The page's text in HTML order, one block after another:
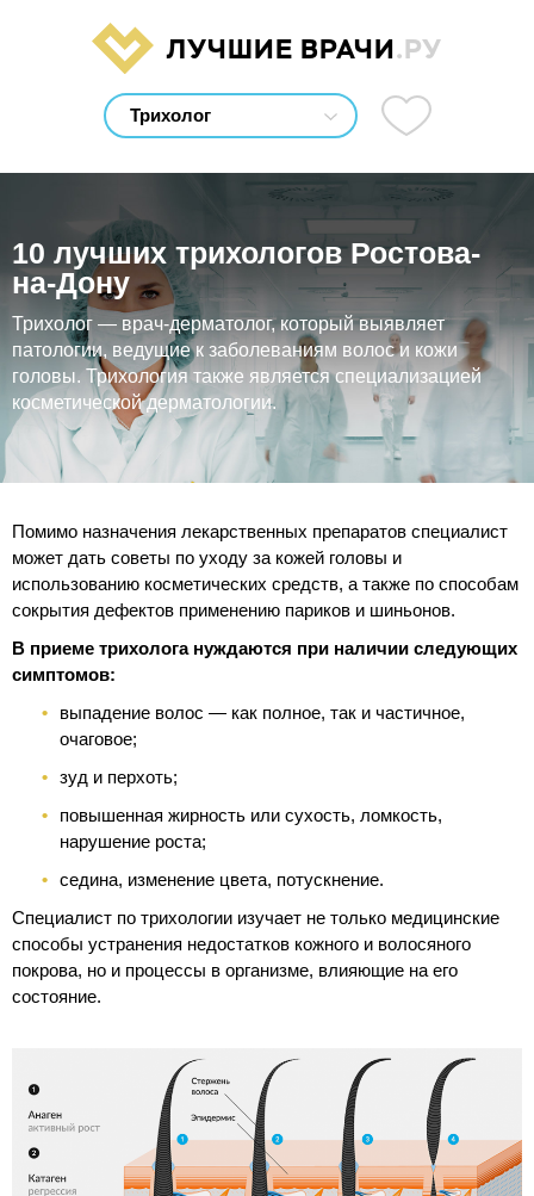
ЛУЧШИЕ ВРАЧИ.РУ
10 лучших трихологов Ростова-
на-Дону
Трихолог — врач-дерматолог, который выявляет
патологии, ведущие к заболеваниям волос и кожи
головы. Трихология также является специализацией
косметической дерматологии.
Помимо назначения лекарственных препаратов специалист
может дать советы по уходу за кожей головы и
использованию косметических средств, а также по способам
сокрытия дефектов применению париков и шиньонов.
В приеме трихолога нуждаются при наличии следующих
симптомов:
выпадение волос — как полное, так и частичное,
очаговое;
зуд и перхоть;
повышенная жирность или сухость, ломкость,
нарушение роста;
седина, изменение цвета, потускнение.
Специалист по трихологии изучает не только медицинские
способы устранения недостатков кожного и волосяного
покрова, но и процессы в организме, влияющие на его
состояние.